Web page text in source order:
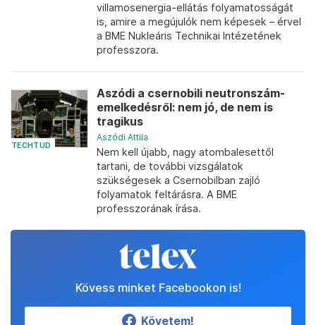
villamosenergia-ellátás folyamatosságát
is, amire a megújulók nem képesek – érvel
a BME Nukleáris Technikai Intézetének
professzora.
TECHTUD
Aszódi a csernobili neutronszám-
emelkedésről: nem jó, de nem is
tragikus
Aszódi Attila
Nem kell újabb, nagy atombalesettől
tartani, de további vizsgálatok
szükségesek a Csernobilban zajló
folyamatok feltárásra. A BME
professzorának írása.
Kövess minket Facebookon is!
Követem!